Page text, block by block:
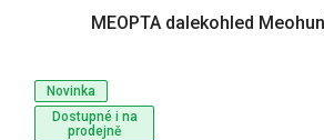
Novinka
Dostupné i na
prodejně
MEOPTA dalekohled